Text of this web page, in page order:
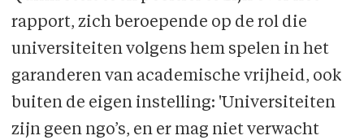
rapport, zich beroepende op de rol die
universiteiten volgens hem spelen in het
garanderen van academische vrijheid, ook
buiten de eigen instelling: 'Universiteiten
zijn geen ngo’s, en er mag niet verwacht